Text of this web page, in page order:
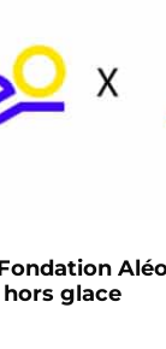
glace